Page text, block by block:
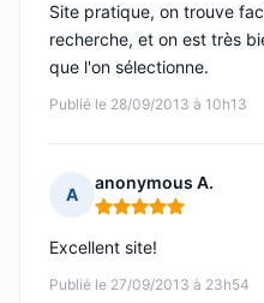
Publié le 28/09/2013 à 10h13
Site pratique, on trouve
recherche, et on est très
que l'on sélectionne.
A
anonymous A.
Note : 5 sur 5
Publié le 27/09/2013 à 23h54
Excellent site!